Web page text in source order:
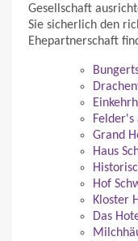
Gesellschaft
Sie sicherlich den
Ehepartnerschaft
Felder's
Grand
Haus
Hof
Kloster
Das